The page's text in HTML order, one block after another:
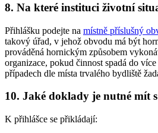
8. Na které instituci životní
Přihlášku podejte na místně příslušný
takový úřad, v jehož obvodu má být
prováděná hornickým způsobem
organizace, pokud činnost spadá do
případech dle místa trvalého bydliště
10. Jaké doklady je nutné mít s
K přihlášce se přikládají: